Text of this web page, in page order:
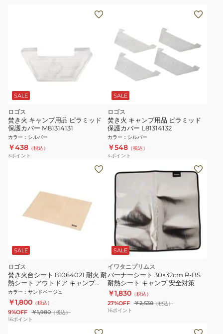
SALE
ロゴス
焚き火 キャンプ用品 ピラミッド
保護カバー M81314131
カラー ： シルバー
￥438 （税込）
3ポイント
SALE
ロゴス
焚き火 キャンプ用品 ピラミッド
保護カバー L81314132
カラー ： シルバー
￥548 （税込）
4ポイント
SALE
ロゴス
焚き火台シート 81064021 耐火 耐
熱シート アウトドア キャンプ
BBQ バーベキュー
カラー ： サンドベージュ
￥1,800 （税込）
9%OFF ￥1,980（税込）
16ポイント
SALE
イワタニプリムス
バーナーシート 30×32cm P-BS
耐熱シート キャンプ 安全対策
￥1,830 （税込）
27%OFF ￥2,530（税込）
16ポイント